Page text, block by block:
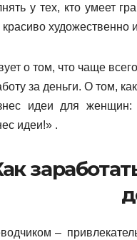
у тех, кто умеет
о том, что чаще
за деньги. О том,
идеи для
идеи!» .
–